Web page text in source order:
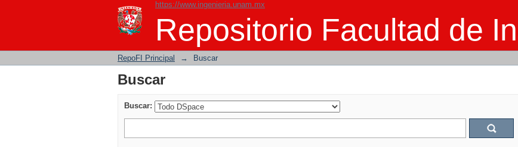
https://www.ingenieria.unam.mx
Repositorio Facultad de
Buscar
RepoFI Principal → Buscar
Buscar
Buscar: